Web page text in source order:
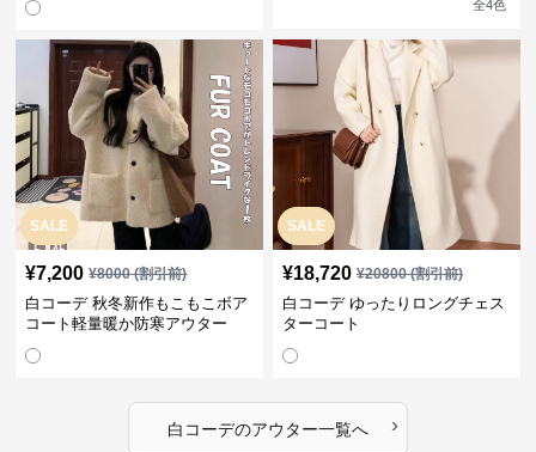
全4色
SALE
¥7,200 ¥8000(割引前)
白コーデ 秋冬新作もこもこボア
コート軽量暖か防寒アウター
SALE
¥18,720 ¥20800(割引前)
白コーデ ゆったりロングチェス
ターコート
白コーデのアウター一覧へ ›